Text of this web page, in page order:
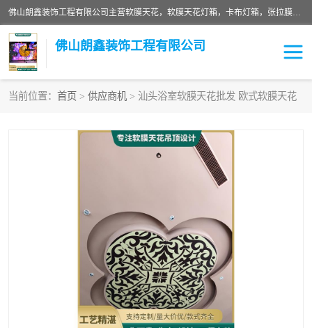
佛山朗鑫装饰工程有限公司主营软膜天花，软膜天花灯箱，卡布灯箱，张拉膜等产品，价格实惠，支持定制；公司专业装饰铺面，家居，会展特装，软膜等工程，技能精良人员，安装快、价格合理，质量保证、热诚与各方有识人士合作，欢迎新老客户来电咨询。
佛山朗鑫装饰工程有限公司
当前位置： 首页 > 供应商机 > 汕头浴室软膜天花批发 欧式软膜天花
软膜吊顶